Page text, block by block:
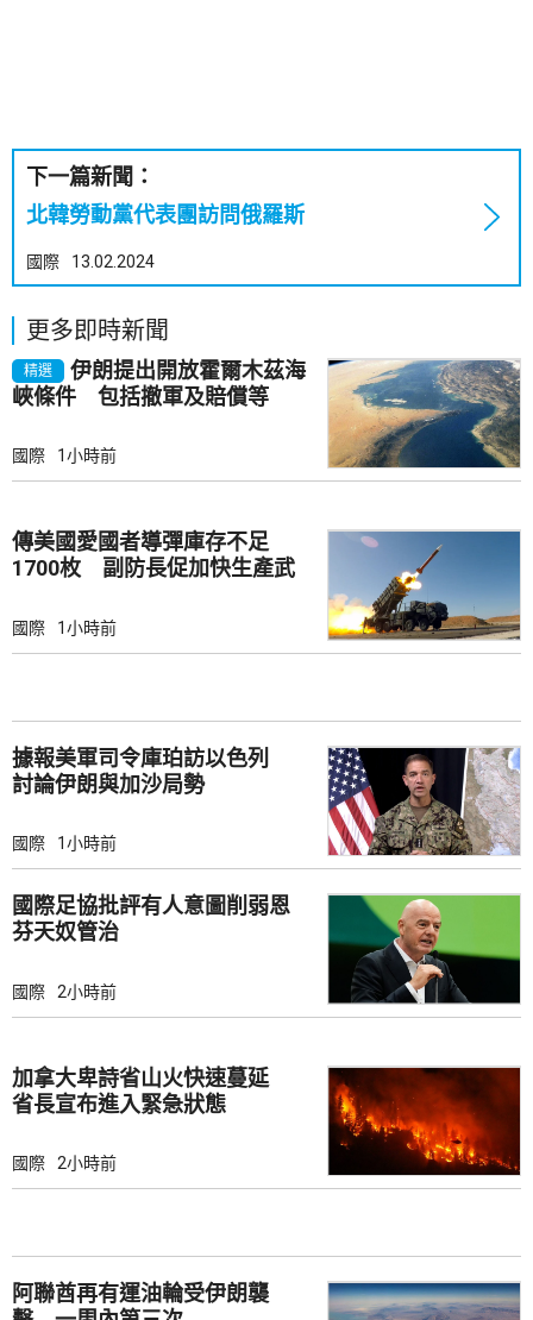
下一篇新聞：
北韓勞動黨代表團訪問俄羅斯
國際 13.02.2024
更多即時新聞
精選
伊朗提出開放霍爾木茲海
峽條件 包括撤軍及賠償等
國際 1小時前
傳美國愛國者導彈庫存不足
1700枚 副防長促加快生產武
國際 1小時前
據報美軍司令庫珀訪以色列
討論伊朗與加沙局勢
國際 1小時前
國際足協批評有人意圖削弱恩
芬天奴管治
國際 2小時前
加拿大卑詩省山火快速蔓延
省長宣布進入緊急狀態
國際 2小時前
阿聯酋再有運油輪受伊朗襲